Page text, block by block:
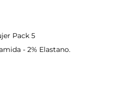
Pack 5
- 2% Elastano.